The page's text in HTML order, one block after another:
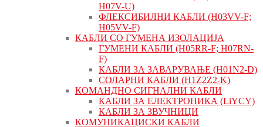
H07V-U)
ФЛЕКСИБИЛНИ КАБЛИ (H03VV-F;
H05VV-F)
КАБЛИ СО ГУМЕНА ИЗОЛАЦИЈА
ГУМЕНИ КАБЛИ (H05RR-F; H07RN-
F)
КАБЛИ ЗА ЗАВАРУВАЊЕ (H01N2-D)
СОЛАРНИ КАБЛИ (H1Z2Z2-K)
КОМАНДНО СИГНАЛНИ КАБЛИ
КАБЛИ ЗА ЕЛЕКТРОНИКА (LiYCY)
КАБЛИ ЗА ЗВУЧНИЦИ
КОМУНИКАЦИСКИ КАБЛИ